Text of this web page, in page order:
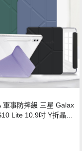
軍事防摔級 三星 Galax
Lite 10.9吋 Y折晶透